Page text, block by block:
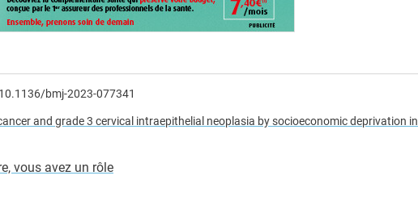
bmj-2023-077341
and grade 3 cervical intraepithelial neoplasia by socioeconomic deprivation in
vous avez un rôle